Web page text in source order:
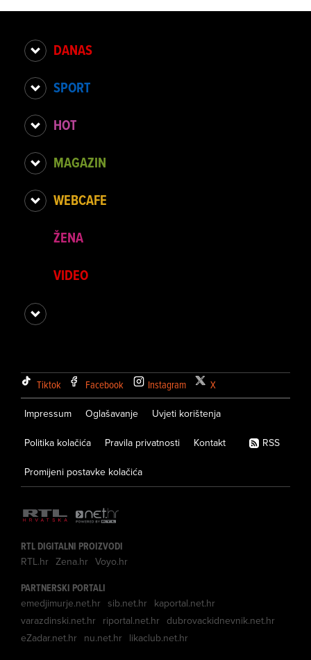
DANAS
SPORT
HOT
MAGAZIN
WEBCAFE
ŽENA
VIDEO
Tiktok Facebook Instagram X
Impressum Oglašavanje Uvjeti korištenja
Politika kolačića Pravila privatnosti Kontakt
Promijeni postavke kolačića
RSS
RTL DIGITALNI PROIZVODI
RTL.hr Zena.hr Voyo.hr
PARTNERSKI PORTALI
emedjimurje.net.hr sib.net.hr kaportal.net.hr
varazdinski.net.hr riportal.net.hr dubrovackidnevnik.net.hr
eZadar.net.hr nu.net.hr likaclub.net.hr